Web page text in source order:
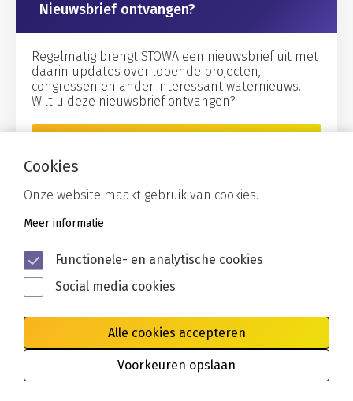
Nieuwsbrief ontvangen?
Regelmatig brengt STOWA een nieuwsbrief uit met
daarin updates over lopende projecten,
congressen en ander interessant waternieuws.
Wilt u deze nieuwsbrief ontvangen?
Algemene voorwaarden Privacy
Cookies
Disclaimer
Cookies
Onze website maakt gebruik van cookies.
Meer informatie
Functionele- en analytische cookies
Social media cookies
Alle cookies accepteren
Voorkeuren opslaan